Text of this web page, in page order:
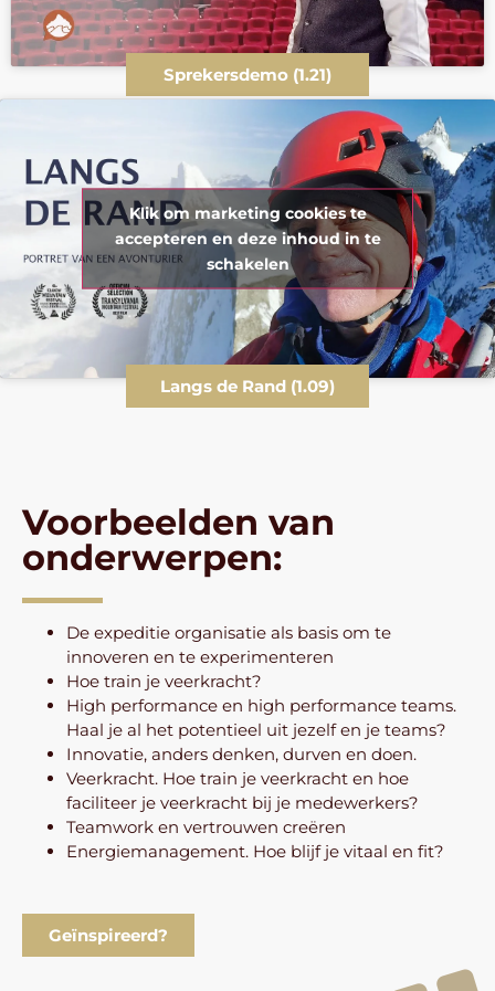
Sprekersdemo (1.21)
Klik om marketing cookies te
accepteren en deze inhoud in te
schakelen
Langs de Rand (1.09)
Voorbeelden van
onderwerpen:
De expeditie organisatie als basis om te
innoveren en te experimenteren
Hoe train je veerkracht?
High performance en high performance teams.
Haal je al het potentieel uit jezelf en je teams?
Innovatie, anders denken, durven en doen.
Veerkracht. Hoe train je veerkracht en hoe
faciliteer je veerkracht bij je medewerkers?
Teamwork en vertrouwen creëren
Energiemanagement. Hoe blijf je vitaal en fit?
Geïnspireerd?